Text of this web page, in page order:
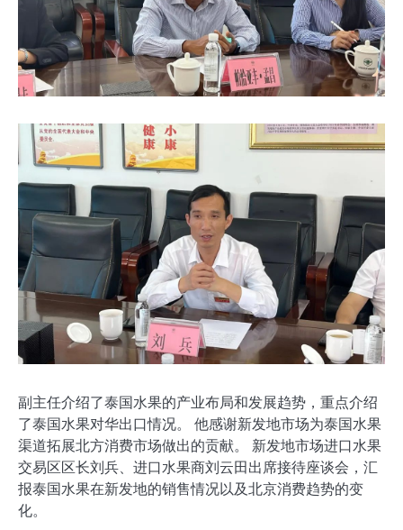
副主任介绍了泰国水果的产业布局和发展趋势，重点介绍
了泰国水果对华出口情况。 他感谢新发地市场为泰国水果
渠道拓展北方消费市场做出的贡献。 新发地市场进口水果
交易区区长刘兵、进口水果商刘云田出席接待座谈会，汇
报泰国水果在新发地的销售情况以及北京消费趋势的变
化。